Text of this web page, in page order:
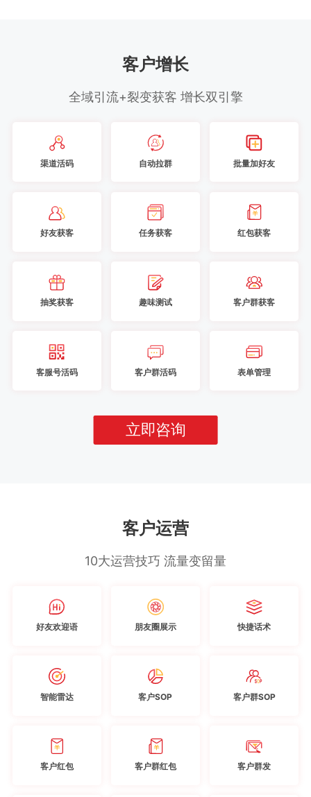
客户增长
全域引流+裂变获客 增长双引擎
渠道活码 自动拉群 批量加好友
好友获客 任务获客 红包获客
抽奖获客 趣味测试 客户群获客
客服号活码 客户群活码 表单管理
立即咨询
客户运营
10大运营技巧 流量变留量
好友欢迎语 朋友圈展示 快捷话术
智能雷达 客户SOP 客户群SOP
客户红包 客户群红包 客户群发